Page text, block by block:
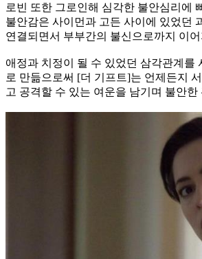
로빈 또한 그로인해 심각한 불안심리에
불안감은 사이먼과 고든 사이에 있었던
연결되면서 부부간의 불신으로까지 이
애정과 치정이 될 수 있었던 삼각관계를
로 만듦으로써 [더 기프트]는 언제든지
고 공격할 수 있는 여운을 남기며 불안한